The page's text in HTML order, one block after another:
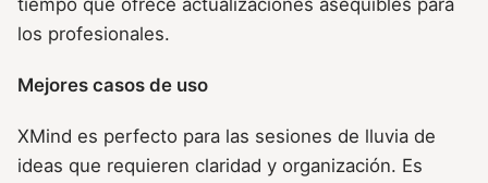
tiempo que ofrece actualizaciones asequibles para
los profesionales.
Mejores casos de uso
XMind es perfecto para las sesiones de lluvia de
ideas que requieren claridad y organización. Es